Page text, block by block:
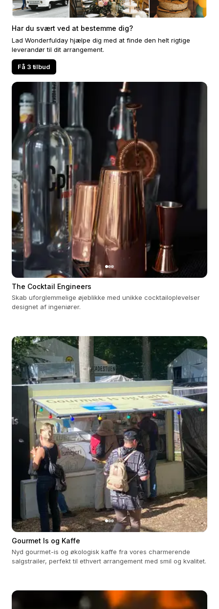
Har du svært ved at bestemme dig?
Lad Wonderfulday hjælpe dig med at finde den helt rigtige
leverandør til dit arrangement.
Få 3 tilbud
The Cocktail Engineers
Skab uforglemmelige øjeblikke med unikke cocktailoplevelser
designet af ingeniører.
Gourmet Is og Kaffe
Nyd gourmet-is og økologisk kaffe fra vores charmerende
salgstrailer, perfekt til ethvert arrangement med smil og kvalitet.